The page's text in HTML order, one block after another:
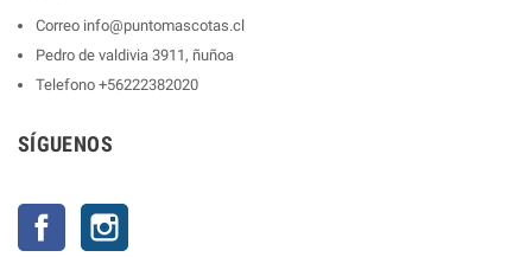
Correo info@puntomascotas.cl
Pedro de valdivia 3911, ñuñoa
Telefono +56222382020
SÍGUENOS
Facebook